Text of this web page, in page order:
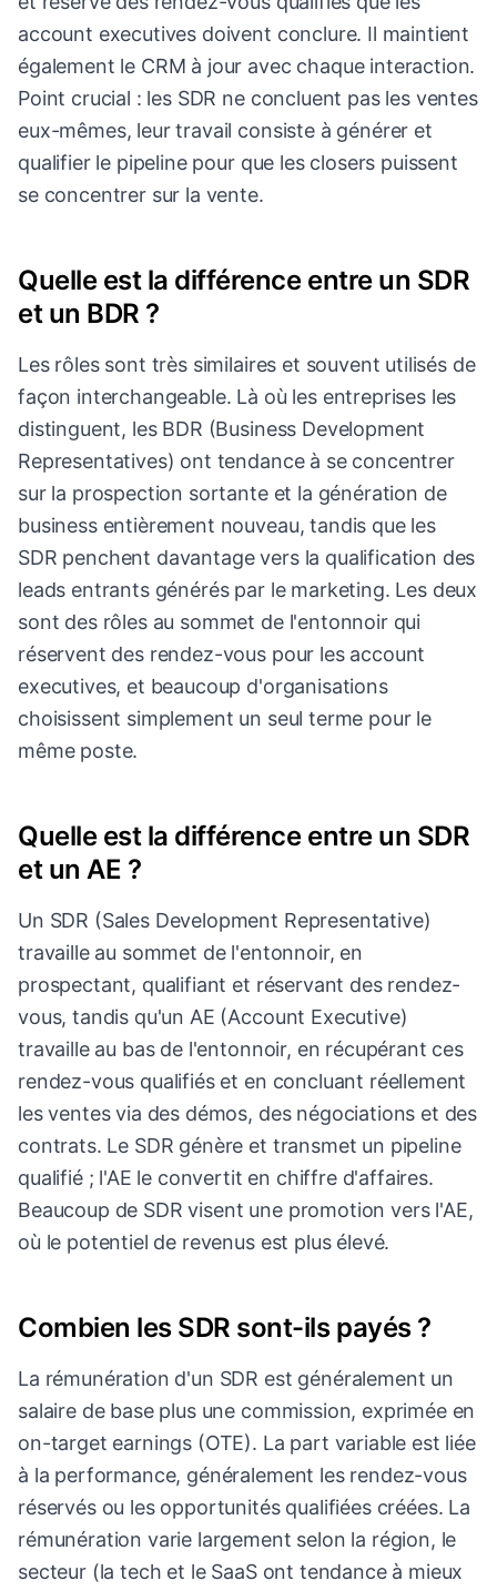
account executives doivent conclure. Il maintient
également le CRM à jour avec chaque interaction.
Point crucial : les SDR ne concluent pas les ventes
eux-mêmes, leur travail consiste à générer et
qualifier le pipeline pour que les closers puissent
se concentrer sur la vente.
Quelle est la différence entre un SDR
et un BDR ?
Les rôles sont très similaires et souvent utilisés de
façon interchangeable. Là où les entreprises les
distinguent, les BDR (Business Development
Representatives) ont tendance à se concentrer
sur la prospection sortante et la génération de
business entièrement nouveau, tandis que les
SDR penchent davantage vers la qualification des
leads entrants générés par le marketing. Les deux
sont des rôles au sommet de l'entonnoir qui
réservent des rendez-vous pour les account
executives, et beaucoup d'organisations
choisissent simplement un seul terme pour le
même poste.
Quelle est la différence entre un SDR
et un AE ?
Un SDR (Sales Development Representative)
travaille au sommet de l'entonnoir, en
prospectant, qualifiant et réservant des rendez-
vous, tandis qu'un AE (Account Executive)
travaille au bas de l'entonnoir, en récupérant ces
rendez-vous qualifiés et en concluant réellement
les ventes via des démos, des négociations et des
contrats. Le SDR génère et transmet un pipeline
qualifié ; l'AE le convertit en chiffre d'affaires.
Beaucoup de SDR visent une promotion vers l'AE,
où le potentiel de revenus est plus élevé.
Combien les SDR sont-ils payés ?
La rémunération d'un SDR est généralement un
salaire de base plus une commission, exprimée en
on-target earnings (OTE). La part variable est liée
à la performance, généralement les rendez-vous
réservés ou les opportunités qualifiées créées. La
rémunération varie largement selon la région, le
secteur (la tech et le SaaS ont tendance à mieux